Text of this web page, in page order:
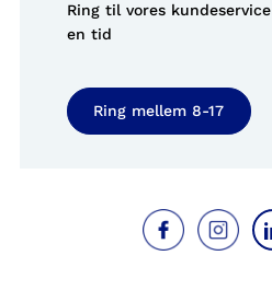
Ring til vores kundeservice
en tid
Ring mellem 8-17